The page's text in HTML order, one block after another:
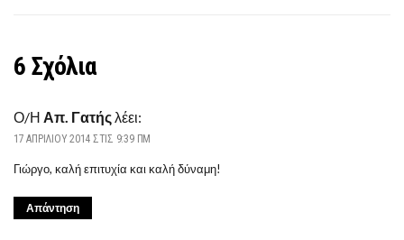
6 Σχόλια
Ο/Η Απ. Γατής λέει:
17 ΑΠΡΙΛΊΟΥ 2014 ΣΤΙΣ 9:39 ΠΜ
Γιώργο, καλή επιτυχία και καλή δύναμη!
Απάντηση